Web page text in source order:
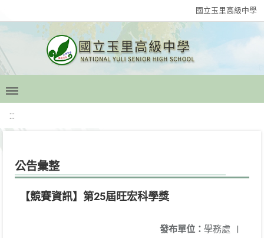
國立玉里高級中學
:::
公告彙整
【競賽資訊】第25屆旺宏科學獎
發布單位： 學務處 |